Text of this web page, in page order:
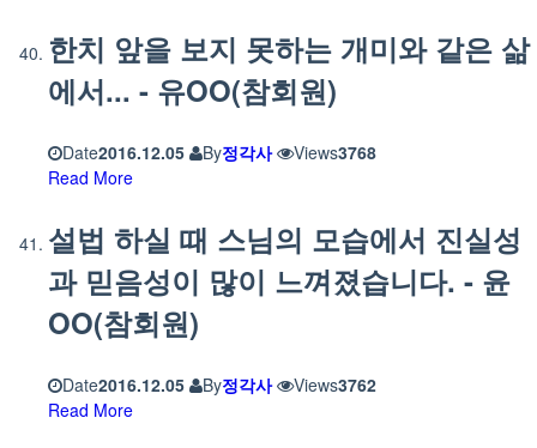
한치 앞을 보지 못하는 개미와 같은 삶
에서... - 유OO(참회원)
Date2016.12.05 By정각사 Views3768
Read More
설법 하실 때 스님의 모습에서 진실성
과 믿음성이 많이 느껴졌습니다. - 윤
OO(참회원)
Date2016.12.05 By정각사 Views3762
Read More